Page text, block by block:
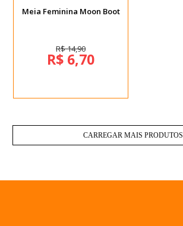
Meia Feminina Moon Boot
R$ 14,90
R$ 6,70
CARREGAR MAIS PRODUTOS